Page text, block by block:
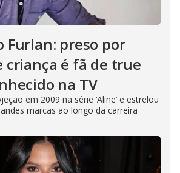
Furlan: preso por
criança é fã de true
na TV
em 2009 na série ‘Aline’ e estrelou
marcas ao longo da carreira